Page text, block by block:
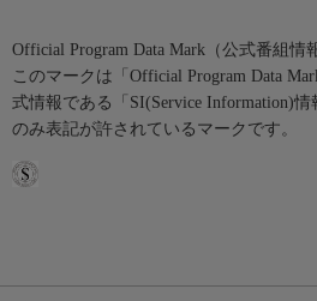
Official Program Data Mark（公式番組情
このマークは「Official Program Data
式情報である「SI(Service Information)
のみ表記が許されているマークです。